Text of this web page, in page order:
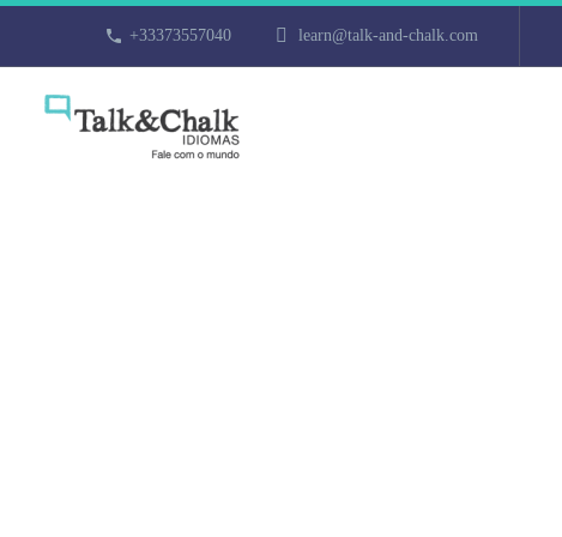
+33373557040 learn@talk-and-chalk.com